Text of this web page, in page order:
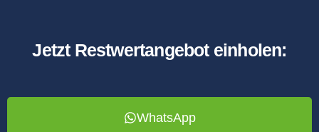
Jetzt Restwertangebot einholen:
WhatsApp